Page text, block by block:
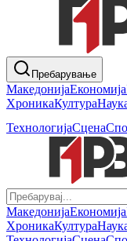
Пребарување
МакедонијаЕкономија
ХроникаКултура
ТехнологијаСцена
МакедонијаЕкономија
ХроникаКултура